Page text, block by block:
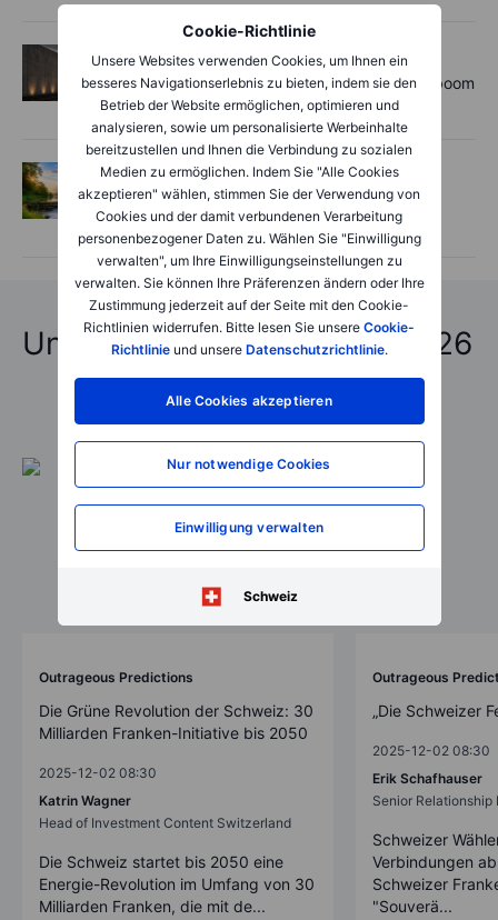
Cookie-Richtlinie
Unsere Websites verwenden Cookies, um Ihnen ein
besseres Navigationserlebnis zu bieten, indem sie den
Betrieb der Website ermöglichen, optimieren und
analysieren, sowie um personalisierte Werbeinhalte
bereitzustellen und Ihnen die Verbindung zu sozialen
Medien zu ermöglichen. Indem Sie "Alle Cookies
akzeptieren" wählen, stimmen Sie der Verwendung von
Cookies und der damit verbundenen Verarbeitung
personenbezogener Daten zu. Wählen Sie "Einwilligung
verwalten", um Ihre Einwilligungseinstellungen zu
verwalten. Sie können Ihre Präferenzen ändern oder Ihre
Zustimmung jederzeit auf der Seite mit den Cookie-
Richtlinien widerrufen. Bitte lesen Sie unsere Cookie-
Richtlinieund unsere Datenschutzrichtlinie.
Alle Cookies akzeptieren
Nur notwendige Cookies
Einwilligung verwalten
Schweiz
Aktien
2026-08-06 11:00:00
Rheinmetall earnings: Europe’s defence boom
is real, but not every contract survives
Options
2026-08-06 06:55:00
Adyen earnings: an investor's options
playbook
Unfassbare Vorhersagen 2026
Outrageous Predictions
Die Grüne Revolution der Schweiz: 30
Milliarden Franken-Initiative bis 2050
2025-12-02 08:30
Katrin Wagner
Head of Investment Content Switzerland
Die Schweiz startet bis 2050 eine
Energie-Revolution im Umfang von 30
Milliarden Franken, die mit de...
Outrageous
„Die Schweizer
2025-12-02 08:30
Erik Schafhauser
Senior Relationship
Schweizer
Verbindungen
Schweizer
"Souverä...